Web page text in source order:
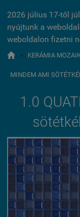
2026 július 17-től
nyújtunk a
weboldalon fizetni
 » KERÁMIA
MINDEM AMI
1.0